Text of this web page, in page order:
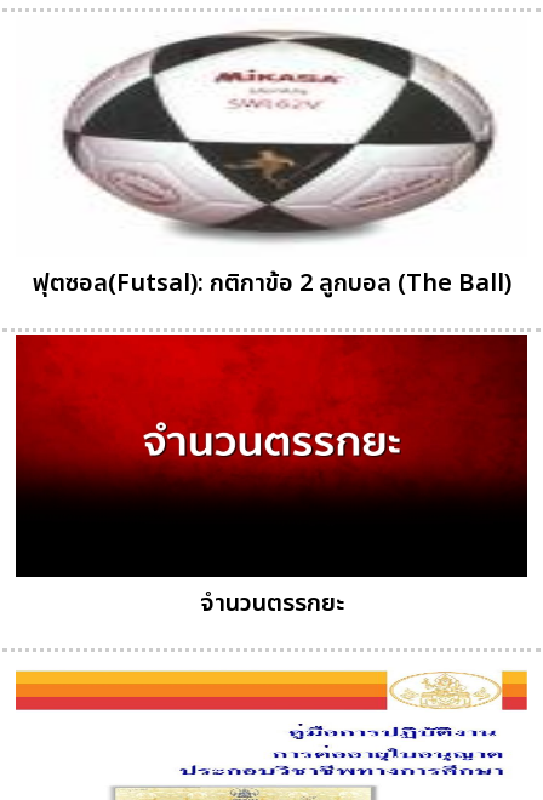
ฟุตซอล(Futsal): กติกาข้อ 2 ลูกบอล (The Ball)
จำนวนตรรกยะ